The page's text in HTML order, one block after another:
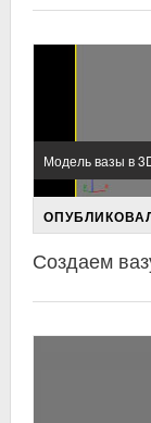
Модель вазы в
Создаем